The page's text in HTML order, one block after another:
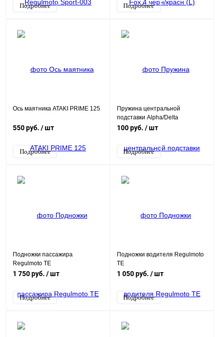
Подробнее Подробнее
Ось маятника ATAKI PRIME 125
550 руб. / шт
Подробнее
Пружина центральной
подставки Alpha/Delta
100 руб. / шт
Подробнее
Подножки пассажира
Regulmoto TE
1 750 руб. / шт
Подробнее
Подножки водителя Regulmoto
TE
1 050 руб. / шт
Подробнее